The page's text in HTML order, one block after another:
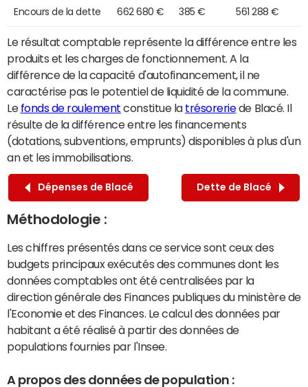
Encours de la dette 662 680 € 385 € 561 288 €
Le résultat comptable représente la différence entre les
produits et les charges de fonctionnement. A la
différence de la capacité d'autofinancement, il ne
caractérise pas le potentiel de liquidité de la commune.
Le fonds de roulement constitue la trésoreriede Blacé. Il
résulte de la différence entre les financements
(dotations, subventions, emprunts) disponibles à plus d'un
an et les immobilisations.
Dépenses de Blacé Dette de Blacé
Méthodologie :
Les chiffres présentés dans ce service sont ceux des
budgets principaux exécutés des communes dont les
données comptables ont été centralisées par la
direction générale des Finances publiques du ministère de
l'Economie et des Finances. Le calcul des données par
habitant a été réalisé à partir des données de
populations fournies par l'Insee.
A propos des données de population :